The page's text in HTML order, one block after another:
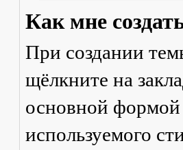
Как мне
При создании
щёлкните на
основной формой
используемого